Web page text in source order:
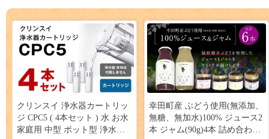
クリンスイ 浄水器カートリッ
ジ CPC5 ( 4本セット ) 水 お水
家庭用 中型 ポット型 浄水器
幸田町産 ぶどう使用(無添加、
無糖、無加水)100% ジュース2
本 ジャム(90g)4本 詰め合わせ